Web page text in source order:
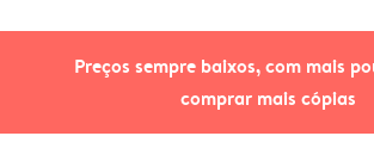
Preços sempre baixos, com mais
comprar mais cópias